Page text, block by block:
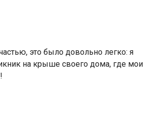
это было довольно легко: я
на крыше своего дома, где мои